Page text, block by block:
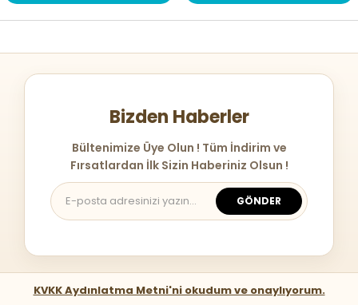
Bizden Haberler
Bültenimize Üye Olun ! Tüm İndirim ve
Fırsatlardan İlk Sizin Haberiniz Olsun !
GÖNDER
KVKK Aydınlatma Metni'ni okudum ve onaylıyorum.